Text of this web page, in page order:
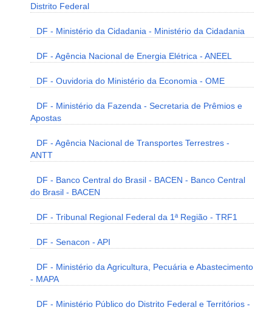
Distrito Federal
DF - Ministério da Cidadania - Ministério da Cidadania
DF - Agência Nacional de Energia Elétrica - ANEEL
DF - Ouvidoria do Ministério da Economia - OME
DF - Ministério da Fazenda - Secretaria de Prêmios e
Apostas
DF - Agência Nacional de Transportes Terrestres -
ANTT
DF - Banco Central do Brasil - BACEN - Banco Central
do Brasil - BACEN
DF - Tribunal Regional Federal da 1ª Região - TRF1
DF - Senacon - API
DF - Ministério da Agricultura, Pecuária e Abastecimento
- MAPA
DF - Ministério Público do Distrito Federal e Territórios -